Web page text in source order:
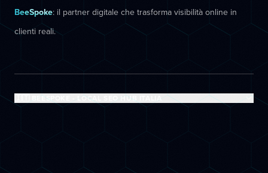
BeeSpoke: il partner digitale che trasforma visibilità online in
clienti reali.
🇮🇹 BEESPOKE - LOCAL SEO HUB ITALIA